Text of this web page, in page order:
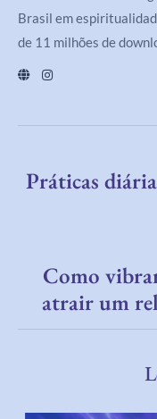
Brasil em
de 11 milhões de
Práticas
Como
atrair um